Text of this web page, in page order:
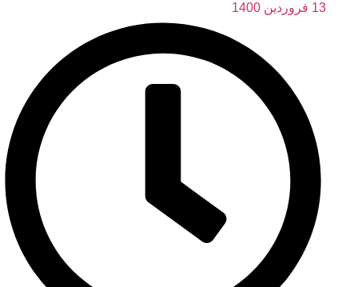
13 فروردین 1400